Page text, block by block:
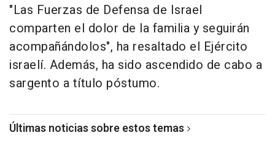
"Las Fuerzas de Defensa de Israel
comparten el dolor de la familia y seguirán
acompañándolos", ha resaltado el Ejército
israelí. Además, ha sido ascendido de cabo a
sargento a título póstumo.
Últimas noticias sobre estos temas